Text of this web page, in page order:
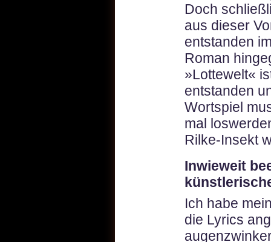
Doch
aus dieser
entstanden
Roman
»Lottewelt«
entstanden
Wortspiel
mal
Rilke-Insekt
Inwieweit
Ich habe
die Lyrics